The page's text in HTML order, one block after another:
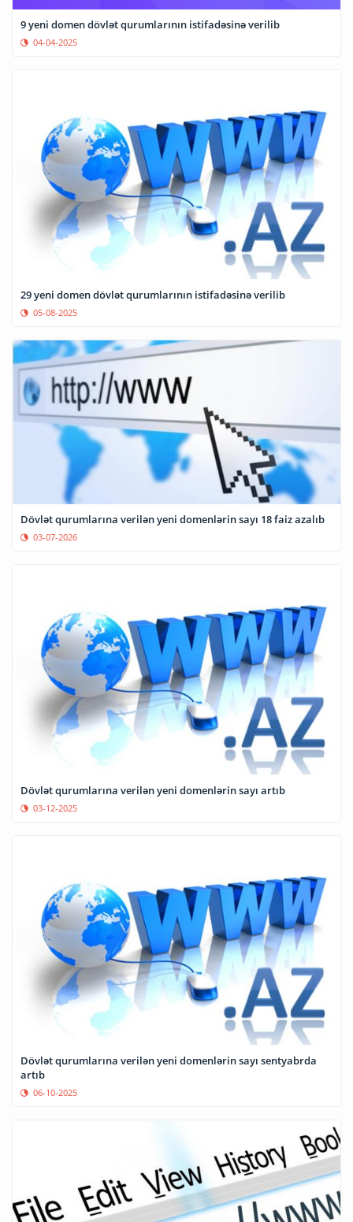
9 yeni domen dövlət qurumlarının istifadəsinə verilib
04-04-2025
29 yeni domen dövlət qurumlarının istifadəsinə verilib
05-08-2025
Dövlət qurumlarına verilən yeni domenlərin sayı 18 faiz azalıb
03-07-2026
Dövlət qurumlarına verilən yeni domenlərin sayı artıb
03-12-2025
Dövlət qurumlarına verilən yeni domenlərin sayı sentyabrda
artıb
06-10-2025